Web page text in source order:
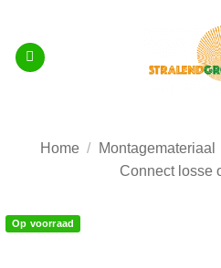
inhoud
Home / Montagemateriaal
Connect losse
Op voorraad